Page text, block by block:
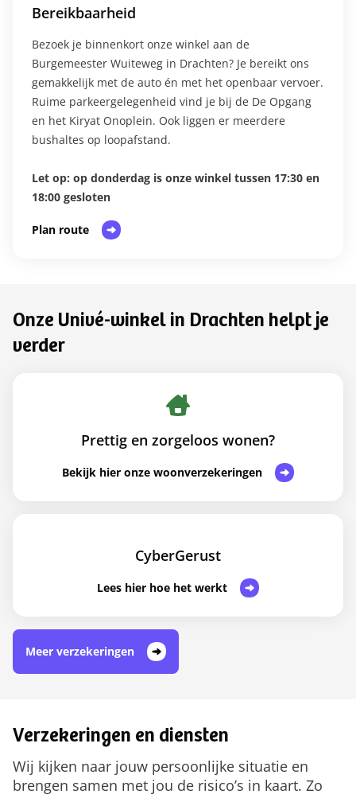
Bereikbaarheid
Bezoek je binnenkort onze winkel aan de
Burgemeester Wuiteweg in Drachten? Je bereikt ons
gemakkelijk met de auto én met het openbaar vervoer.
Ruime parkeergelegenheid vind je bij de De Opgang
en het Kiryat Onoplein. Ook liggen er meerdere
bushaltes op loopafstand.
Let op: op donderdag is onze winkel tussen 17:30 en
18:00 gesloten
Plan route
Onze Univé-winkel in Drachten helpt je
verder
Prettig en zorgeloos wonen?
Bekijk hier onze woonverzekeringen
CyberGerust
Lees hier hoe het werkt
Meer verzekeringen
Verzekeringen en diensten
Wij kijken naar jouw persoonlijke situatie en
brengen samen met jou de risico’s in kaart. Zo